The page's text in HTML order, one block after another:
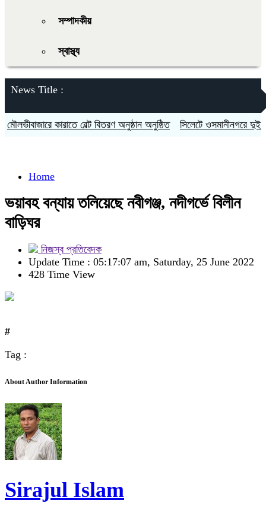
সম্পাদকীয়
স্বাস্থ্য
News Title :
কারাতে বেল্ট বিতরণ অনুষ্ঠান অনুষ্ঠিত সিলেটে ওসমানীনগরে দুই
Home
ভয়াবহ বন্যায় তলিয়েছে নবীগঞ্জ, নদীগর্ভে বিলীন
বাড়িঘর
নিজস্ব প্রতিবেদক
Update Time : 05:17:07 am, Saturday, 25 June 2022
428 Time View
#
Tag :
About Author Information
Sirajul Islam